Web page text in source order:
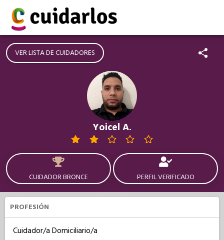
VER LISTA DE CUIDADORES
Yoicel A.
CUIDADOR BRONCE PERFIL VERIFICADO
PROFESIÓN
Cuidador/a Domiciliario/a